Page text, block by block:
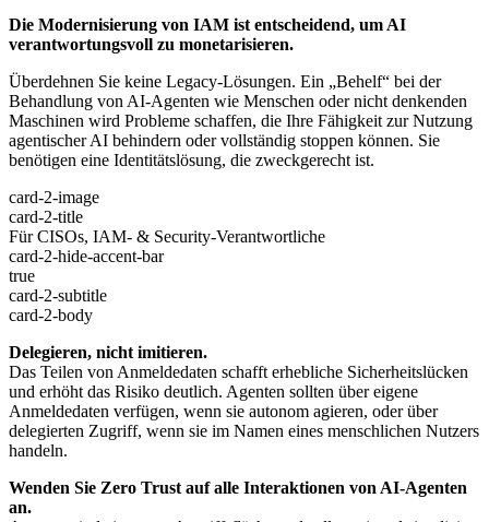
Die Modernisierung von IAM ist entscheidend, um AI
verantwortungsvoll zu monetarisieren.
Überdehnen Sie keine Legacy-Lösungen. Ein „Behelf“ bei der
Behandlung von AI-Agenten wie Menschen oder nicht denkenden
Maschinen wird Probleme schaffen, die Ihre Fähigkeit zur Nutzung
agentischer AI behindern oder vollständig stoppen können. Sie
benötigen eine Identitätslösung, die zweckgerecht ist.
card-2-image
card-2-title
Für CISOs, IAM- & Security-Verantwortliche
card-2-hide-accent-bar
true
card-2-subtitle
card-2-body
Delegieren, nicht imitieren.
Das Teilen von Anmeldedaten schafft erhebliche Sicherheitslücken
und erhöht das Risiko deutlich. Agenten sollten über eigene
Anmeldedaten verfügen, wenn sie autonom agieren, oder über
delegierten Zugriff, wenn sie im Namen eines menschlichen Nutzers
handeln.
Wenden Sie Zero Trust auf alle Interaktionen von AI-Agenten
an.